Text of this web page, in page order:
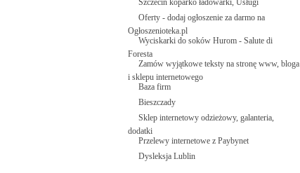
Szczecin koparko ładowarki, Usługi
Oferty - dodaj ogłoszenie za darmo na
Ogłoszenioteka.pl
Wyciskarki do soków Hurom - Salute di
Foresta
Zamów wyjątkowe teksty na stronę www, bloga
i sklepu internetowego
Baza firm
Bieszczady
Sklep internetowy odzieżowy, galanteria,
dodatki
Przelewy internetowe z Paybynet
Dysleksja Lublin